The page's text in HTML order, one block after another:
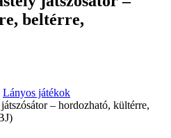
beltérre,
Lányos játékok
– hordozható, kültérre,